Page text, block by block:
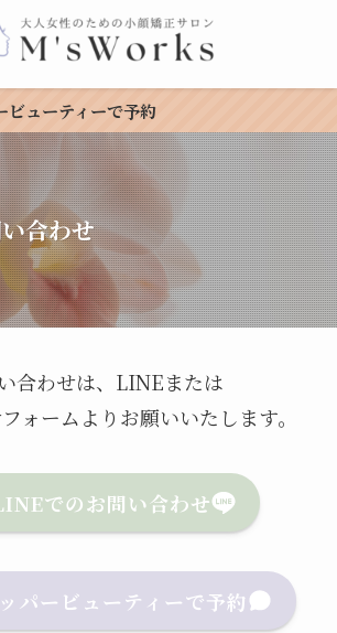
ーティーで予約
合わせ
合わせは、LINEまたは
ォームよりお願いいたします。
でのお問い合わせ
パービューティーで予約